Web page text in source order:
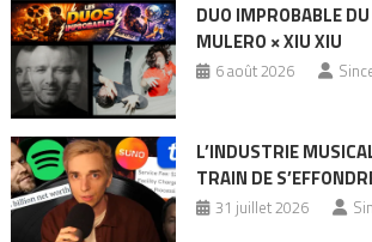
DUO IMPROBABLE
MULERO × XIU XIU
6 août 2026
L’INDUSTRIE
TRAIN DE
31 juillet 2026